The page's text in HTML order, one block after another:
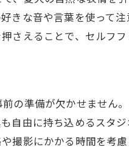
方法
自然な姿を引き出す工夫
再現する
きな音や言葉を使って
えることで、セルフ
の準備が欠かせません
自由に持ち込めるスタ
撮影にかかる時間を考